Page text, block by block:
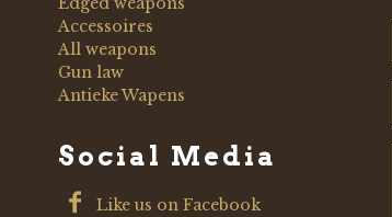
Accessoires
All weapons
Gun law
Antieke Wapens
Social Media
Like us on Facebook